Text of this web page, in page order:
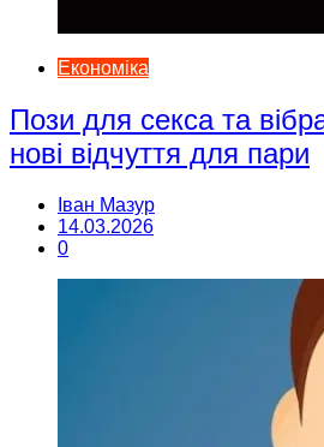
Економіка
Пози для секса та
нові відчуття для пари
Іван Мазур
14.03.2026
0